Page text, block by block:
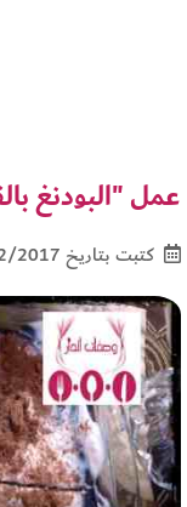
عمل "البودنغ
كتبت بتاريخ 15/12/2017